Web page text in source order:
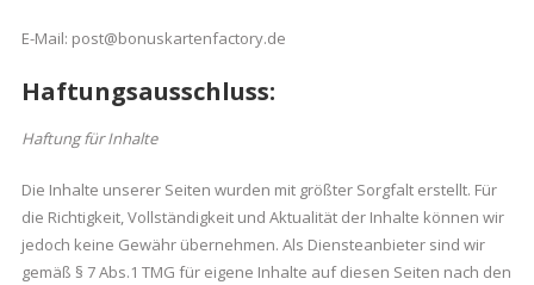
E-Mail: post@bonuskartenfactory.de
Haftungsausschluss:
Haftung für Inhalte
Die Inhalte unserer Seiten wurden mit größter Sorgfalt erstellt. Für
die Richtigkeit, Vollständigkeit und Aktualität der Inhalte können wir
jedoch keine Gewähr übernehmen. Als Diensteanbieter sind wir
gemäß § 7 Abs.1 TMG für eigene Inhalte auf diesen Seiten nach den